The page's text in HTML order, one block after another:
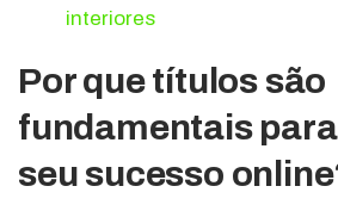
interiores
Por que títulos são
fundamentais para
seu sucesso